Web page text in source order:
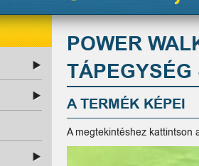
POWER
A TERMÉK KÉPEI
A megtekintéshez kattintson